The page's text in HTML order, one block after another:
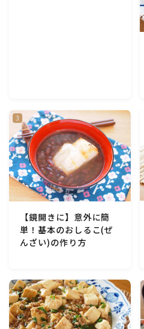
テーブルコーディネート・食
育児徒然
その他徒然
【鏡開きに】意外に簡
単！基本のおしるこ(ぜ
んざい)の作り方